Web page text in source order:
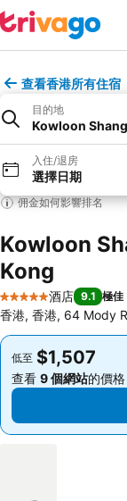
查看香港所有住宿
目的地
Kowloon
入住/退房
選擇日期
佣金如何影響排名
Kowloon
Kong
5 星級
酒店 9.1 極佳
香港, 香港, 64 Mody
低至 $1,507
查看 9 個網站的價格
低至 $1,507
查看 9 個網站的價格